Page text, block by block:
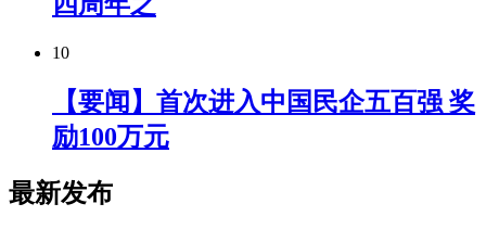
10
【要闻】首次进入中国民企五百强 奖
励100万元
最新发布